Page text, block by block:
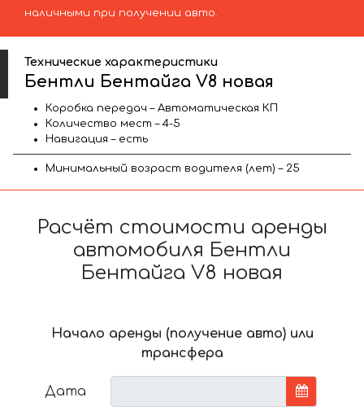
наличными при получении авто.
Технические характеристики
Бентли Бентайга V8 новая
Коробка передач – Автоматическая КП
Количество мест – 4-5
Навигация – есть
Минимальный возраст водителя (лет) – 25
Расчёт стоимости аренды
автомобиля Бентли
Бентайга V8 новая
Начало аренды (получение авто) или
трансфера
Дата